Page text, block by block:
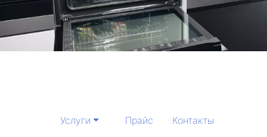
Услуги Прайс
Контакты